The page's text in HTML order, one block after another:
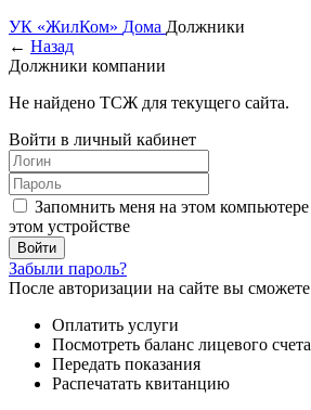
УК «ЖилКом» Дома Должники
← Назад
Должники компании
Не найдено ТСЖ для текущего сайта.
Войти в личный кабинет
Запомнить меня на этом компьютере
этом устройстве
Забыли пароль?
После авторизации на сайте вы
Оплатить услуги
Посмотреть баланс лицевого счета
Передать показания
Распечатать квитанцию